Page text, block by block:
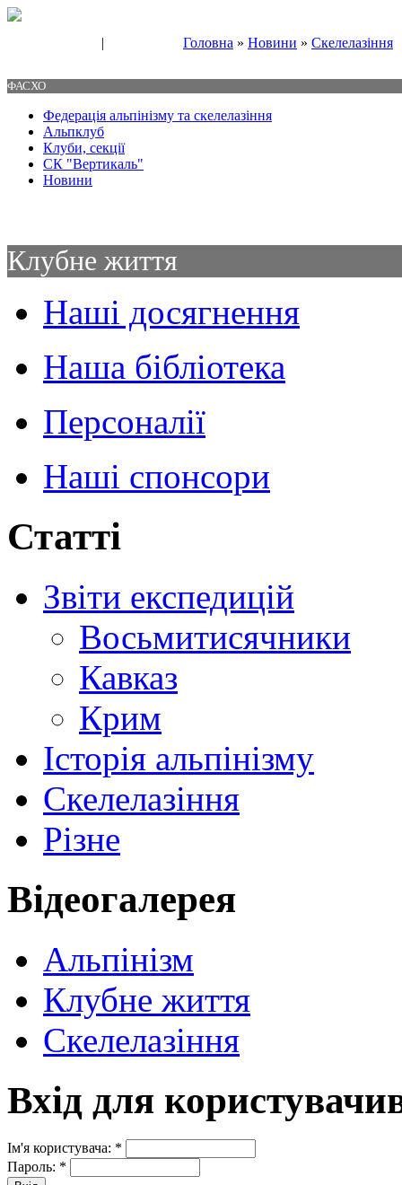
| Головна » Новини » Скелелазіння
ФАСХО
Федерація альпінізму та скелелазіння
Альпклуб
Клуби, секції
СК "Вертикаль"
Новини
Клубне життя
Наші досягнення
Наша бібліотека
Персоналії
Наші спонсори
Статті
Звіти експедицій
Восьмитисячники
Кавказ
Крим
Історія альпінізму
Скелелазіння
Різне
Відеогалерея
Альпінізм
Клубне життя
Скелелазіння
Вхід для
Ім'я користувача: *
Пароль: *